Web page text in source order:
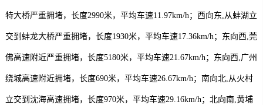
特大桥严重拥堵，长度2990米，平均车速11.97km/h；西向东,从蚌湖立
交到蚌龙大桥严重拥堵，长度1930米，平均车速17.36km/h；东向西,莞
佛高速附近严重拥堵，长度5180米，平均车速21.67km/h；东向西,广州
绕城高速附近拥堵，长度690米，平均车速26.67km/h；南向北,从火村
立交到沈海高速拥堵，长度970米，平均车速29.16km/h；北向南,黄埔